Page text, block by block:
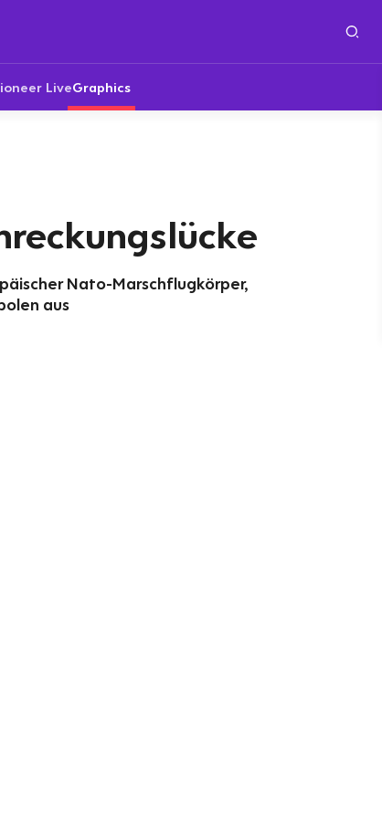
LiveGraphics
Nato-Marschflugkörper,
aus